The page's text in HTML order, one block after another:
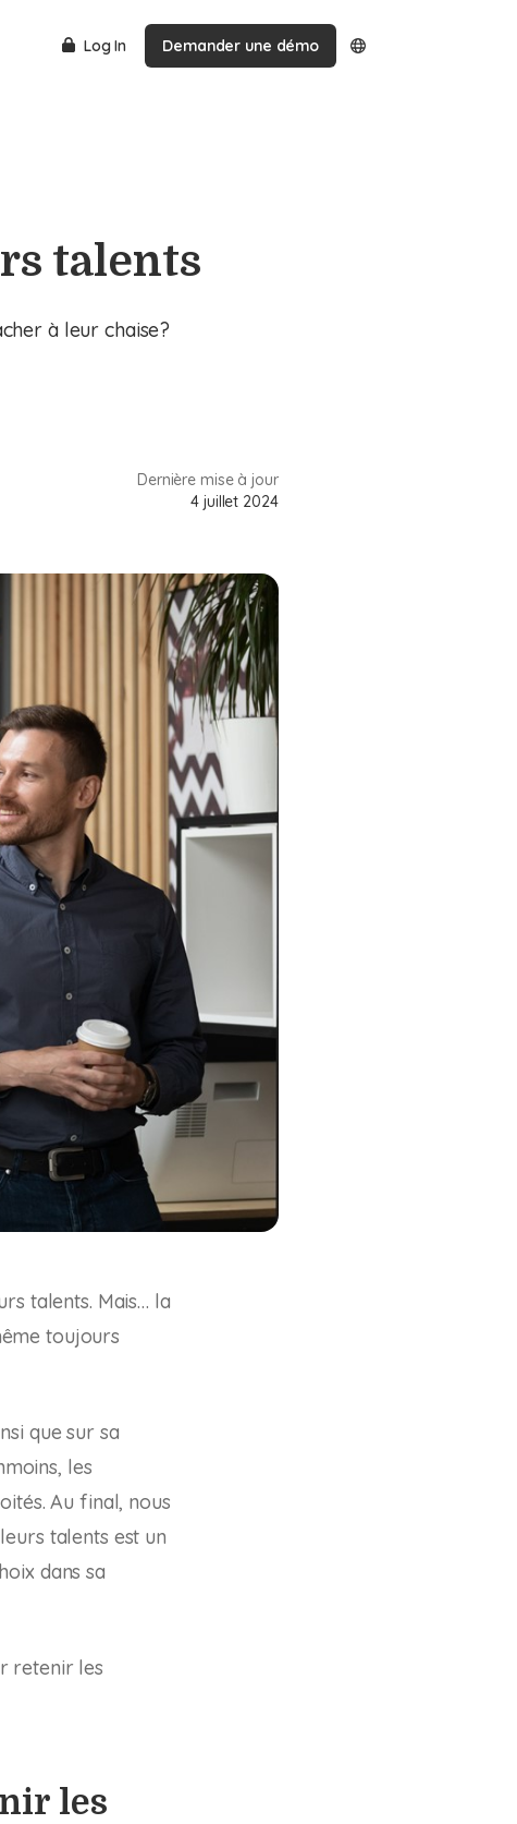
Log In Demander une démo
talents
à leur chaise?
Dernière mise à jour
4 juillet 2024
talents. Mais… la
toujours
que sur sa
les
Au final, nous
talents est un
dans sa
retenir les
les